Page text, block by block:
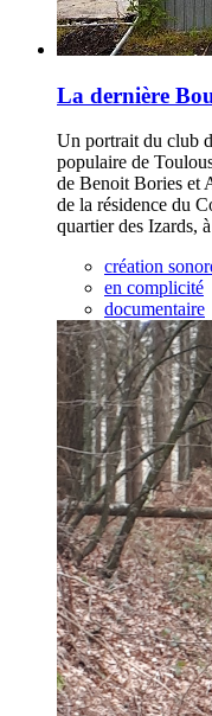
La dernière
Un portrait du club
populaire de
de Benoit Bories et
de la résidence du
quartier des Izards,
création
en complicité
documentaire